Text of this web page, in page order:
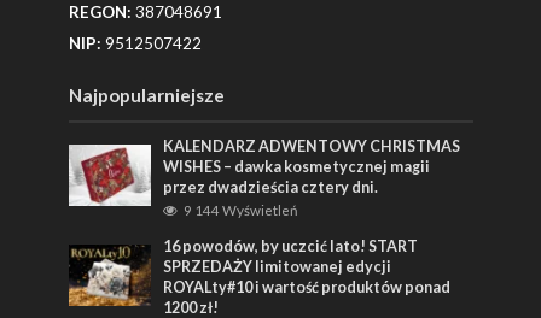
REGON: 387048691
NIP: 9512507422
Najpopularniejsze
KALENDARZ ADWENTOWY CHRISTMAS
WISHES – dawka kosmetycznej magii
przez dwadzieścia cztery dni.
9 144 Wyświetleń
16 powodów, by uczcić lato! START
SPRZEDAŻY limitowanej edycji
ROYALty#10 i wartość produktów ponad
1200 zł!